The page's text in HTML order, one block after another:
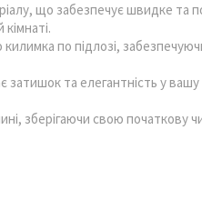
що забезпечує швидке та
по підлозі,
та елегантність у вашу
зберігаючи свою початкову